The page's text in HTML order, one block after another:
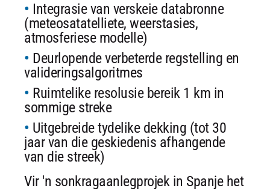
Integrasie van verskeie databronne
(meteosatatelliete, weerstasies,
atmosferiese modelle)
Deurlopende verbeterde regstelling en
valideringsalgoritmes
Ruimtelike resolusie bereik 1 km in
sommige streke
Uitgebreide tydelike dekking (tot 30
jaar van die geskiedenis afhangende
van die streek)
Vir 'n sonkragaanlegprojek in Spanje het